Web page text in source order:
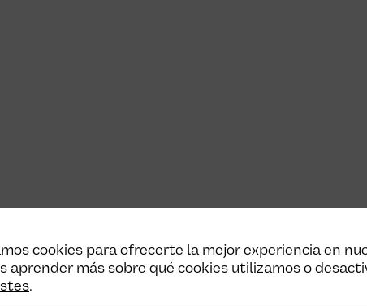
FAQ’s
cookies para ofrecerte la mejor experiencia en
aprender más sobre qué cookies utilizamos o
.